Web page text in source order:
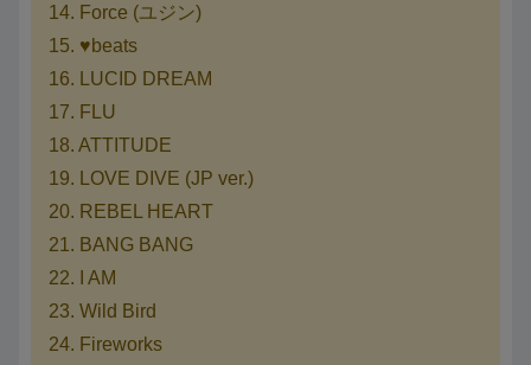
14. Force (ユジン)
15. ♥beats
16. LUCID DREAM
17. FLU
18. ATTITUDE
19. LOVE DIVE (JP ver.)
20. REBEL HEART
21. BANG BANG
22. I AM
23. Wild Bird
24. Fireworks